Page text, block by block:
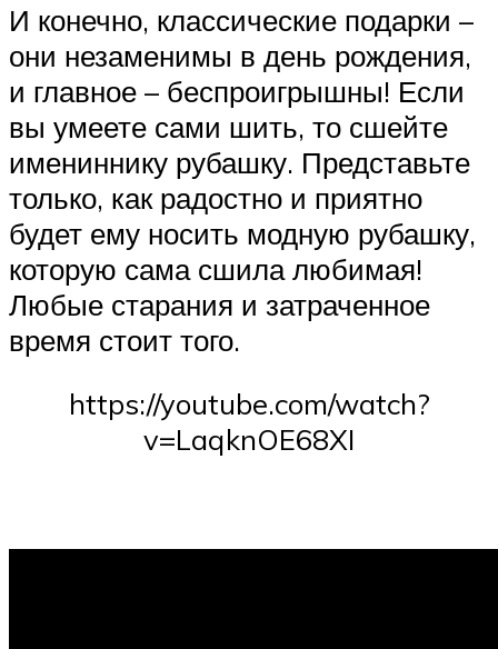
И конечно, классические подарки –
они незаменимы в день рождения,
и главное – беспроигрышны! Если
вы умеете сами шить, то сшейте
имениннику рубашку. Представьте
только, как радостно и приятно
будет ему носить модную рубашку,
которую сама сшила любимая!
Любые старания и затраченное
время стоит того.
https://youtube.com/watch?
v=LaqknOE68XI